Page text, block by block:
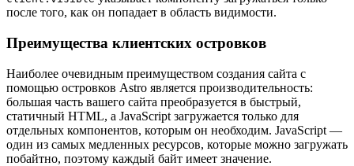
после того, как он попадает в область видимости.
Преимущества клиентских островков
Наиболее очевидным преимуществом создания сайта с
помощью островков Astro является производительность:
большая часть вашего сайта преобразуется в быстрый,
статичный HTML, а JavaScript загружается только для
отдельных компонентов, которым он необходим. JavaScript —
один из самых медленных ресурсов, которые можно загружать
побайтно, поэтому каждый байт имеет значение.